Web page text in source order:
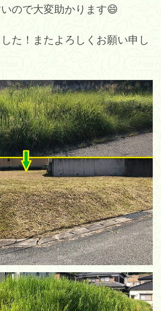
ので大変助かります😄
た！またよろしくお願い申し